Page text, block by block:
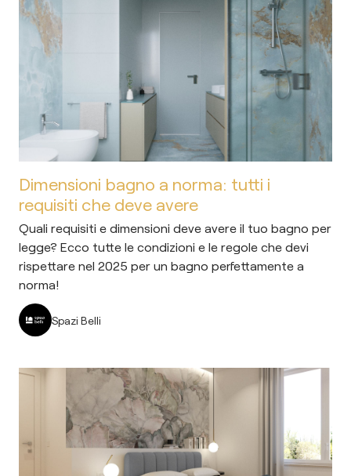
Dimensioni bagno a norma: tutti i
requisiti che deve avere
Quali requisiti e dimensioni deve avere il tuo bagno per
legge? Ecco tutte le condizioni e le regole che devi
rispettare nel 2025 per un bagno perfettamente a
norma!
Spazi Belli